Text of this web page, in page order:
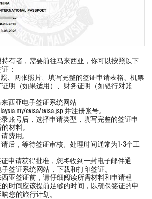
有者，需要前往马来西亚，你可以按照以下
：
、两张照片、填写完整的签证申请表格、机票
明（如果适用）、财务证明（如银行对账
西亚电子签证系统网站
evisa/evisa.jsp 并注册账号。
账号后，选择申请类型，填写完整的签证申
材料。
费用。
后，等待签证审核。处理时间通常为1-3个工
申请获得批准，您将收到一封电子邮件通
签证系统网站，下载和打印签证。
亚签证前，请仔细阅读所需材料和申请程
时间应该提前足够的时间，以确保签证的申
您的旅行计划。